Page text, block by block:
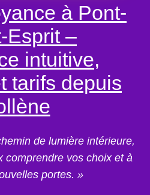
à Pont-
Esprit –
intuitive,
tarifs depuis
de lumière intérieure,
comprendre vos choix et à
portes. »